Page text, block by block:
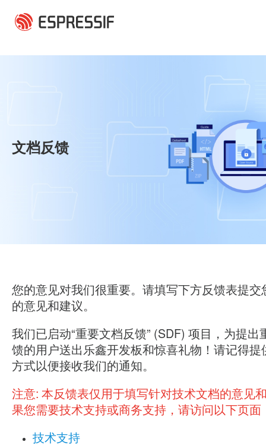
文档反馈
您的意见对我们很重要。请填写下方反馈表提交
的意见和建议。
我们已启动“重要文档反馈” (SDF) 项目，为提出
馈的用户送出乐鑫开发板和惊喜礼物！请记得提
方式以便接收我们的通知。
注意: 本反馈表仅用于填写针对技术文档的意见
果您需要技术支持或商务支持，请访问以下页面
技术支持